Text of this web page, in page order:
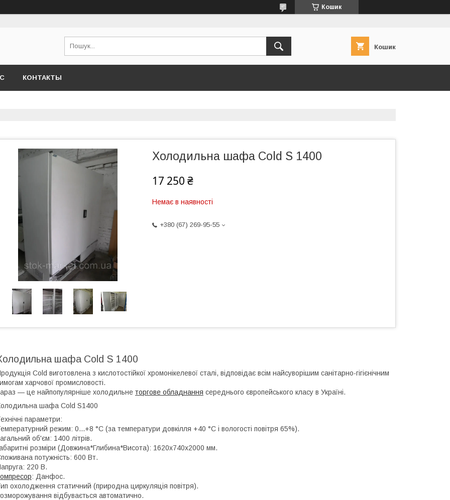
Кошик
Кошик
КОНТАКТЫ
Холодильна шафа Cold S 1400
17 250 ₴
Немає в наявності
+380 (67) 269-95-55
шафа Cold S 1400
Cold виготовлена з кислотостійкої хромонікелевої сталі, відповідає всім найсуворішим санітарно-гігієнічним
харчової промисловості.
— це найпопулярніше холодильне торгове обладнання середнього європейського класу в Україні.
шафа Cold S1400
параметри:
режим: 0...+8 °C (за температури довкілля +40 °C і вологості повітря 65%).
об'єм: 1400 літрів.
розміри (Довжина*Глибина*Висота): 1620х740х2000 мм.
потужність: 600 Вт.
220 В.
: Данфос.
охолодження статичний (природна циркуляція повітря).
відбувається автоматично.